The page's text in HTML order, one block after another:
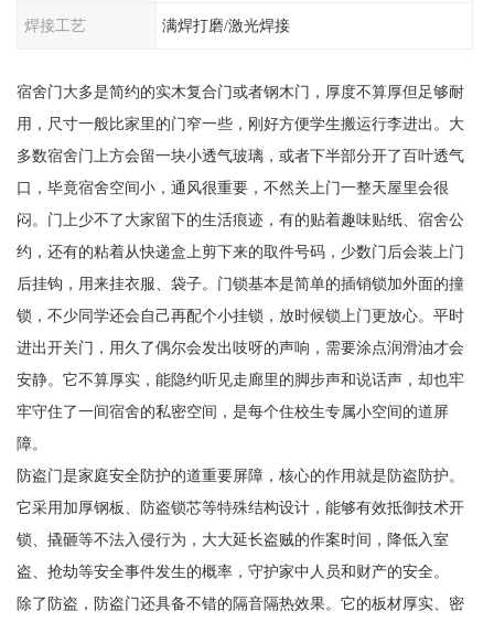
焊接工艺 满焊打磨/激光焊接
宿舍门大多是简约的实木复合门或者钢木门，厚度不算厚但足够耐
用，尺寸一般比家里的门窄一些，刚好方便学生搬运行李进出。大
多数宿舍门上方会留一块小透气玻璃，或者下半部分开了百叶透气
口，毕竟宿舍空间小，通风很重要，不然关上门一整天屋里会很
闷。门上少不了大家留下的生活痕迹，有的贴着趣味贴纸、宿舍公
约，还有的粘着从快递盒上剪下来的取件号码，少数门后会装上门
后挂钩，用来挂衣服、袋子。门锁基本是简单的插销锁加外面的撞
锁，不少同学还会自己再配个小挂锁，放时候锁上门更放心。平时
进出开关门，用久了偶尔会发出吱呀的声响，需要涂点润滑油才会
安静。它不算厚实，能隐约听见走廊里的脚步声和说话声，却也牢
牢守住了一间宿舍的私密空间，是每个住校生专属小空间的道屏
障。
防盗门是家庭安全防护的道重要屏障，核心的作用就是防盗防护。
它采用加厚钢板、防盗锁芯等特殊结构设计，能够有效抵御技术开
锁、撬砸等不法入侵行为，大大延长盗贼的作案时间，降低入室
盗、抢劫等安全事件发生的概率，守护家中人员和财产的安全。
除了防盗，防盗门还具备不错的隔音隔热效果。它的板材厚实、密